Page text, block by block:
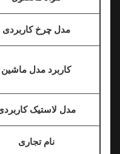
مدل چرخ کاربردی
کاربرد مدل ماشین
مدل لاستیک کاربردی
نام تجاری